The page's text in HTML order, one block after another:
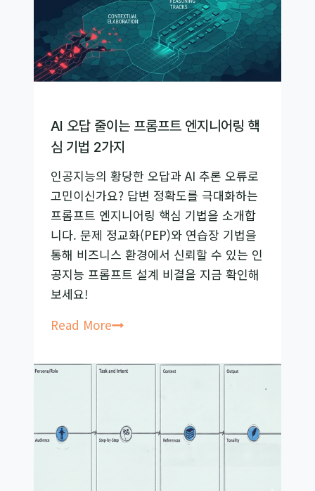
AI 오답 줄이는 프롬프트 엔지니어링 핵
심 기법 2가지
인공지능의 황당한 오답과 AI 추론 오류로
고민이신가요? 답변 정확도를 극대화하는
프롬프트 엔지니어링 핵심 기법을 소개합
니다. 문제 정교화(PEP)와 연습장 기법을
통해 비즈니스 환경에서 신뢰할 수 있는 인
공지능 프롬프트 설계 비결을 지금 확인해
보세요!
Read MoreAI
답
프